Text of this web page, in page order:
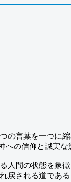
の言葉を一つ
の信仰と誠実な
間の状態を象
戻される道である